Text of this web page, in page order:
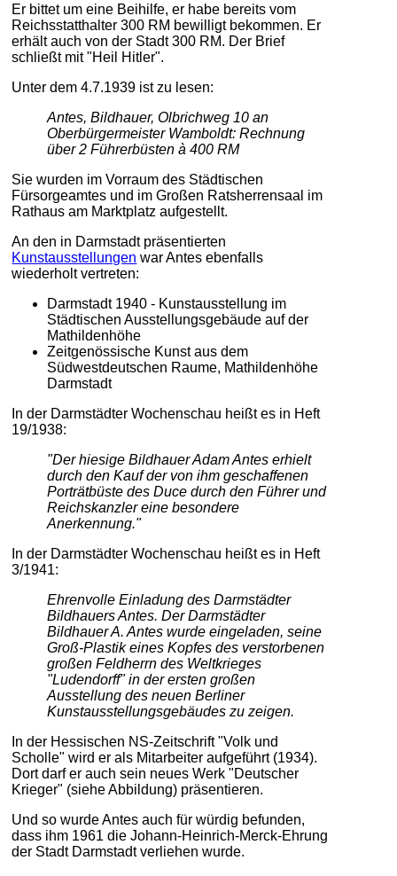
Er bittet um eine Beihilfe, er habe bereits vom
Reichsstatthalter 300 RM bewilligt bekommen. Er
erhält auch von der Stadt 300 RM. Der Brief
schließt mit "Heil Hitler".
Unter dem 4.7.1939 ist zu lesen:
Antes, Bildhauer, Olbrichweg 10 an
Oberbürgermeister Wamboldt: Rechnung
über 2 Führerbüsten à 400 RM
Sie wurden im Vorraum des Städtischen
Fürsorgeamtes und im Großen Ratsherrensaal im
Rathaus am Marktplatz aufgestellt.
An den in Darmstadt präsentierten
Kunstausstellungen war Antes ebenfalls
wiederholt vertreten:
Darmstadt 1940 - Kunstausstellung im
Städtischen Ausstellungsgebäude auf der
Mathildenhöhe
Zeitgenössische Kunst aus dem
Südwestdeutschen Raume, Mathildenhöhe
Darmstadt
In der Darmstädter Wochenschau heißt es in Heft
19/1938:
"Der hiesige Bildhauer Adam Antes erhielt
durch den Kauf der von ihm geschaffenen
Porträtbüste des Duce durch den Führer und
Reichskanzler eine besondere
Anerkennung."
In der Darmstädter Wochenschau heißt es in Heft
3/1941:
Ehrenvolle Einladung des Darmstädter
Bildhauers Antes. Der Darmstädter
Bildhauer A. Antes wurde eingeladen, seine
Groß-Plastik eines Kopfes des verstorbenen
großen Feldherrn des Weltkrieges
"Ludendorff" in der ersten großen
Ausstellung des neuen Berliner
Kunstausstellungsgebäudes zu zeigen.
In der Hessischen NS-Zeitschrift "Volk und
Scholle" wird er als Mitarbeiter aufgeführt (1934).
Dort darf er auch sein neues Werk "Deutscher
Krieger" (siehe Abbildung) präsentieren.
Und so wurde Antes auch für würdig befunden,
dass ihm 1961 die Johann-Heinrich-Merck-Ehrung
der Stadt Darmstadt verliehen wurde.